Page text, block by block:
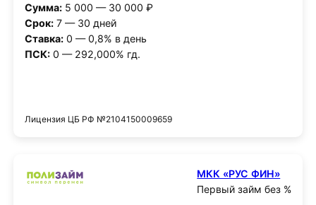
Сумма:5 000 — 30 000 ₽
Срок:7 — 30 дней
Ставка:0 — 0,8% в день
ПСК:0 — 292,000% гд.
Лицензия ЦБ РФ №2104150009659
МКК «РУС ФИН»
Первый займ без %